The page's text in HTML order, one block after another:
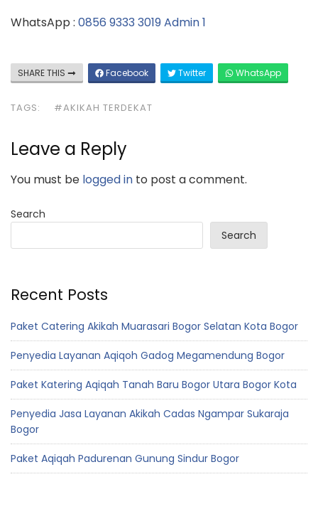
WhatsApp : 0856 9333 3019 Admin 1
SHARE THIS Facebook Twitter WhatsApp
TAGS: #AKIKAH TERDEKAT
Leave a Reply
You must be logged in to post a comment.
Search
Search
Recent Posts
Paket Catering Akikah Muarasari Bogor Selatan Kota Bogor
Penyedia Layanan Aqiqoh Gadog Megamendung Bogor
Paket Katering Aqiqah Tanah Baru Bogor Utara Bogor Kota
Penyedia Jasa Layanan Akikah Cadas Ngampar Sukaraja
Bogor
Paket Aqiqah Padurenan Gunung Sindur Bogor